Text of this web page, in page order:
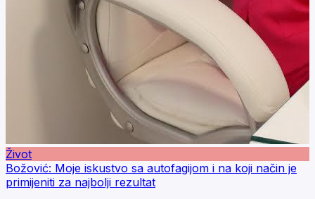
Život
Božović: Moje iskustvo sa autofagijom i na koji način je
primijeniti za najbolji rezultat